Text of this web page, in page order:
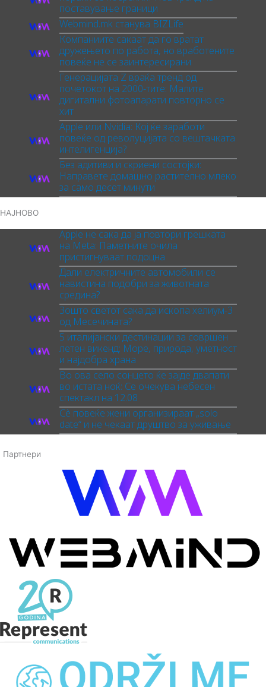
поставување граници
Webmind.mk станува BIZLife
Компаниите сакаат да го вратат
дружењето по работа, но вработените
повеќе не се заинтересирани
Генерацијата Z враќа тренд од
почетокот на 2000-тите: Малите
дигитални фотоапарати повторно се
хит
Apple или Nvidia: Кој ќе заработи
повеќе од револуцијата со вештачката
интелигенција?
Без адитиви и скриени состојки:
Направете домашно растително млеко
за само десет минути
НАЈНОВО
Apple не сака да ја повтори грешката
на Meta: Паметните очила
пристигнуваат подоцна
Дали електричните автомобили се
навистина подобри за животната
средина?
Зошто светот сака да ископа хелиум-3
од Месечината?
5 италијански дестинации за совршен
летен викенд: Море, природа, уметност
и најдобра храна
Во ова село сонцето ќе зајде двапати
во истата ноќ: Се очекува небесен
спектакл на 12.08
Сè повеќе жени организираат „solo
date“ и не чекаат друштво за уживање
Партнери